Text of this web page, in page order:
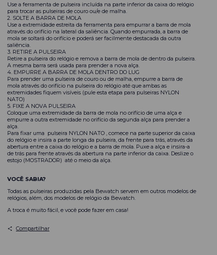
Use a ferramenta de pulseira incluída na parte inferior da caixa do relógio
para trocar as pulseiras de couro ou/e de malha.
2. SOLTE A BARRA DE MOLA
Use a extremidade estreita da ferramenta para empurrar a barra de mola
através do orifício na lateral da saliência. Quando empurrada, a barra de
mola se soltará do orifício e poderá ser facilmente destacada da outra
saliência.
3. RETIRE A PULSEIRA
Retire a pulseira do relógio e remova a barra de mola de dentro da pulseira.
A mesma barra será usada para prender a nova alça.
4. EMPURRE A BARRA DE MOLA DENTRO DO LUG
Para prender uma pulseira de couro ou de malha, empurre a barra de
mola através do orifício na pulseira do relógio até que ambas as
extremidades fiquem visíveis (pule esta etapa para pulseiras NYLON
NATO)
5. FIXE A NOVA PULSEIRA
Coloque uma extremidade da barra de mola no orifício de uma alça e
empurre a outra extremidade no orifício da segunda alça para prender a
alça.
Para fixar uma pulseira NYLON NATO , comece na parte superior da caixa
do relógio e insira a parte longa da pulseira, da frente para trás, através da
abertura entre a caixa do relógio e a barra de mola. Puxe a alça e insira-a
de trás para frente através da abertura na parte inferior da caixa. Deslize o
estojo (MOSTRADOR) até o meio da alça.
VOCÊ SABIA?
Todas as pulseiras produzidas pela Bewatch servem em outros modelos de
relógios, além, dos modelos de relógio da Bewatch.
A troca é muito fácil, e você pode fazer em casa!
Compartilhar